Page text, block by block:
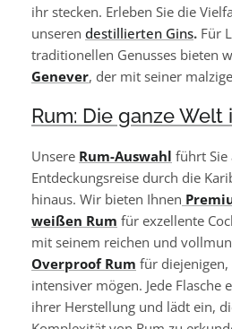
ihr stecken. Erleben Sie die
unseren destillierten Gins. Für
traditionellen Genusses bieten
Genever, der mit seiner
Rum: Die ganze Welt
Unsere Rum-Auswahl führt Sie
Entdeckungsreise durch die
hinaus. Wir bieten Ihnen
weißen Rum für exzellente
mit seinem reichen und
Overproof Rum für diejenigen,
intensiver mögen. Jede Flasche
ihrer Herstellung und lädt ein,